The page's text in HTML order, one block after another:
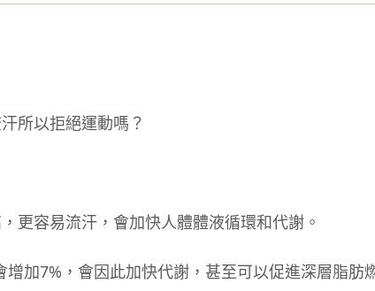
所以拒絕運動嗎？
更容易流汗，會加快人體體液循環和代謝。
加7%，會因此加快代謝，甚至可以促進深層脂肪